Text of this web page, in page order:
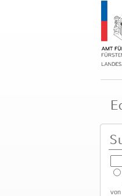
von